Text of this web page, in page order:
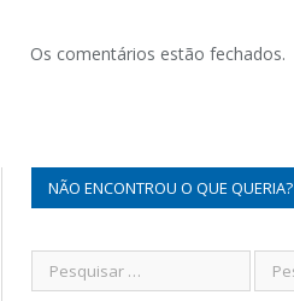
Os comentários estão fechados.
NÃO ENCONTROU O QUE QUERIA?